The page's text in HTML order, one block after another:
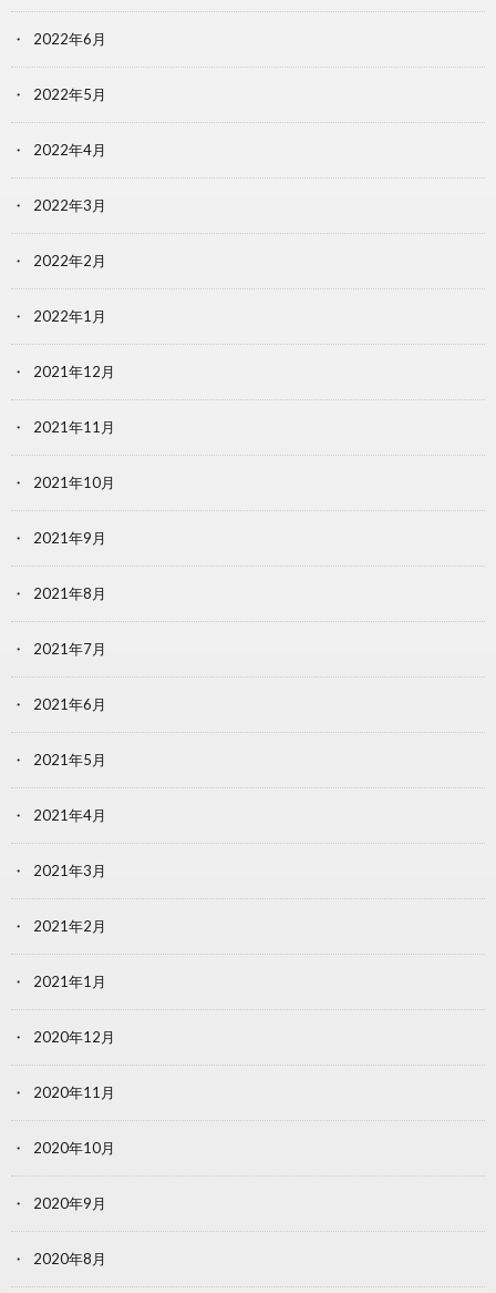
2022年6月
2022年5月
2022年4月
2022年3月
2022年2月
2022年1月
2021年12月
2021年11月
2021年10月
2021年9月
2021年8月
2021年7月
2021年6月
2021年5月
2021年4月
2021年3月
2021年2月
2021年1月
2020年12月
2020年11月
2020年10月
2020年9月
2020年8月